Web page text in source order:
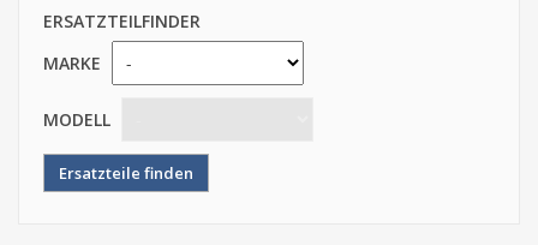
ERSATZTEILFINDER
MARKE
MODELL